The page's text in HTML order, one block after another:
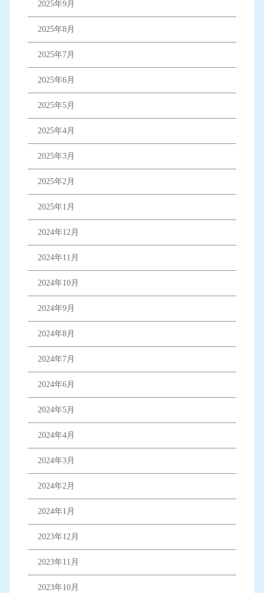
2025年9月
2025年8月
2025年7月
2025年6月
2025年5月
2025年4月
2025年3月
2025年2月
2025年1月
2024年12月
2024年11月
2024年10月
2024年9月
2024年8月
2024年7月
2024年6月
2024年5月
2024年4月
2024年3月
2024年2月
2024年1月
2023年12月
2023年11月
2023年10月